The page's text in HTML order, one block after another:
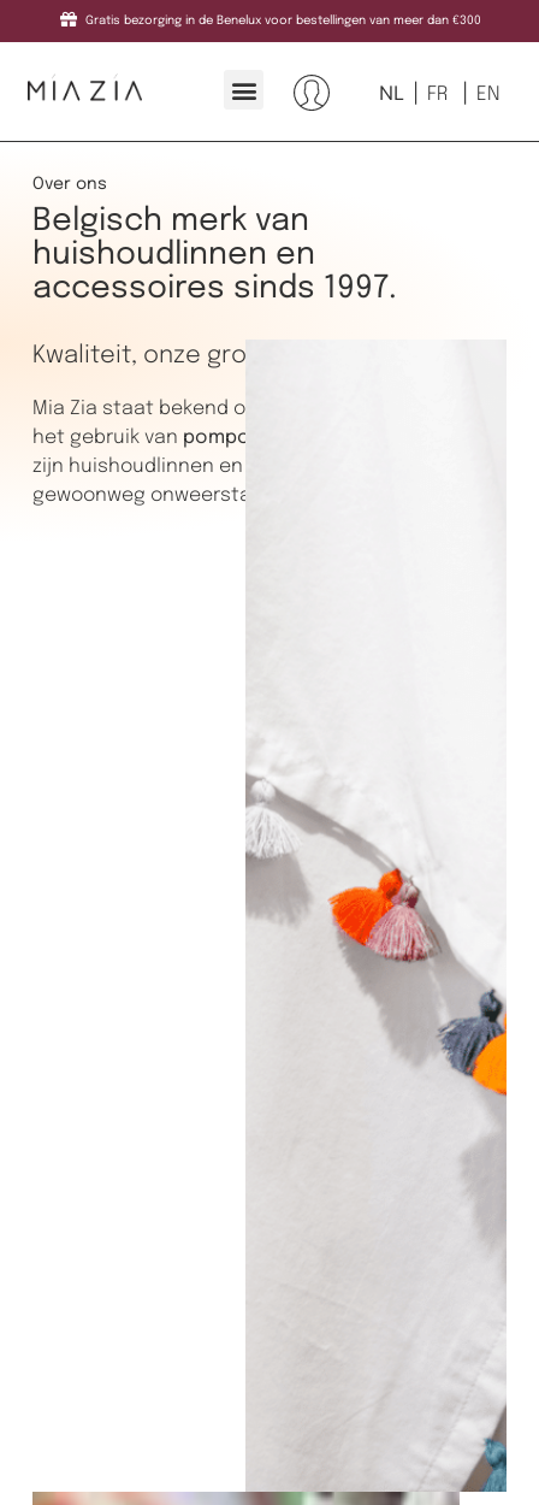
Gratis bezorging in de Benelux voor bestellingen van meer dan €300
NL FR EN
Over ons
Belgisch merk van
huishoudlinnen en
accessoires sinds 1997.
Kwaliteit, onze grootste zorg
Mia Zia staat bekend om zijn unieke kwaliteit en
het gebruik van pompons en borduursels
zijn huishoudlinnen en kleding uniek en
gewoonweg onweerstaanbaar maken.